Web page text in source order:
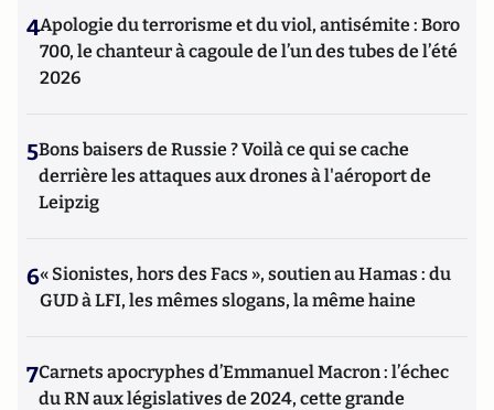
4Apologie du terrorisme et du viol, antisémite : Boro
700, le chanteur à cagoule de l’un des tubes de l’été
2026
5Bons baisers de Russie ? Voilà ce qui se cache
derrière les attaques aux drones à l'aéroport de
Leipzig
6« Sionistes, hors des Facs », soutien au Hamas : du
GUD à LFI, les mêmes slogans, la même haine
7Carnets apocryphes d’Emmanuel Macron : l’échec
du RN aux législatives de 2024, cette grande